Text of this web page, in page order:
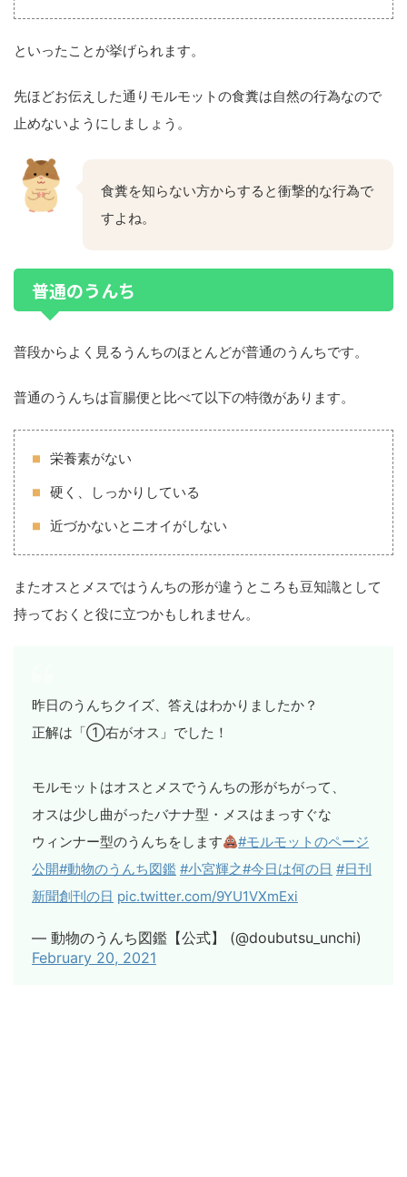
といったことが挙げられます。
先ほどお伝えした通りモルモットの食糞は自然の行為なので
止めないようにしましょう。
食糞を知らない方からすると衝撃的な行為で
すよね。
普通のうんち
普段からよく見るうんちのほとんどが普通のうんちです。
普通のうんちは盲腸便と比べて以下の特徴があります。
栄養素がない
硬く、しっかりしている
近づかないとニオイがしない
またオスとメスではうんちの形が違うところも豆知識として
持っておくと役に立つかもしれません。
昨日のうんちクイズ、答えはわかりましたか？
正解は「①右がオス」でした！
モルモットはオスとメスでうんちの形がちがって、
オスは少し曲がったバナナ型・メスはまっすぐな
ウィンナー型のうんちをします
#モルモットのページ
公開#動物のうんち図鑑 #小宮輝之#今日は何の日 #日刊
新聞創刊の日 pic.twitter.com/9YU1VXmExi
— 動物のうんち図鑑【公式】 (@doubutsu_unchi)
February 20, 2021